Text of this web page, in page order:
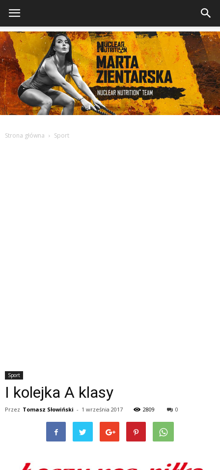
Strona główna Sport
Sport
I kolejka A klasy
Przez Tomasz Słowiński - 1 września 2017 2809 0